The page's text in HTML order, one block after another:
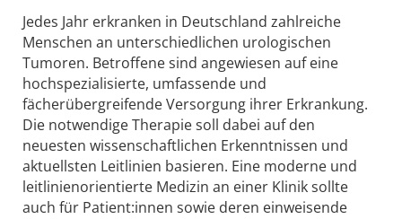
Jedes Jahr erkranken in Deutschland zahlreiche
Menschen an unterschiedlichen urologischen
Tumoren. Betroffene sind angewiesen auf eine
hochspezialisierte, umfassende und
fächerübergreifende Versorgung ihrer Erkrankung.
Die notwendige Therapie soll dabei auf den
neuesten wissenschaftlichen Erkenntnissen und
aktuellsten Leitlinien basieren. Eine moderne und
leitlinienorientierte Medizin an einer Klinik sollte
auch für Patient:innen sowie deren einweisende